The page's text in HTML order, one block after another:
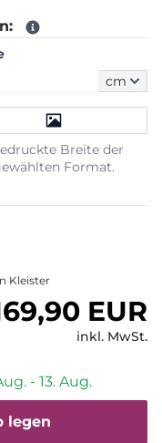
cm
Breite der
Format.
Kleister
EUR
inkl. MwSt.
- 13. Aug.
legen